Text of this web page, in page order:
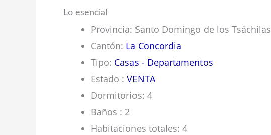
Lo esencial
Provincia: Santo Domingo de los Tsáchilas
Cantón: La Concordia
Tipo: Casas - Departamentos
Estado : VENTA
Dormitorios: 4
Baños : 2
Habitaciones totales: 4